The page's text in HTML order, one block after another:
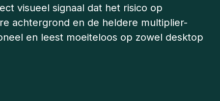
visueel signaal dat het risico op
achtergrond en de heldere multiplier-
en leest moeiteloos op zowel desktop